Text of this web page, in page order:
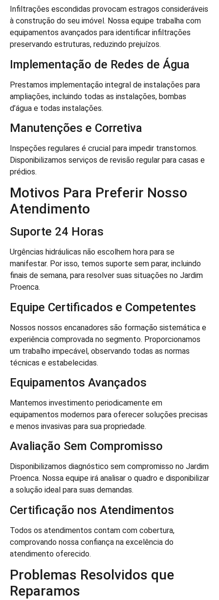
Infiltrações escondidas provocam estragos consideráveis
à construção do seu imóvel. Nossa equipe trabalha com
equipamentos avançados para identificar infiltrações
preservando estruturas, reduzindo prejuízos.
Implementação de Redes de Água
Prestamos implementação integral de instalações para
ampliações, incluindo todas as instalações, bombas
d’água e todas instalações.
Manutenções e Corretiva
Inspeções regulares é crucial para impedir transtornos.
Disponibilizamos serviços de revisão regular para casas e
prédios.
Motivos Para Preferir Nosso
Atendimento
Suporte 24 Horas
Urgências hidráulicas não escolhem hora para se
manifestar. Por isso, temos suporte sem parar, incluindo
finais de semana, para resolver suas situações no Jardim
Proenca.
Equipe Certificados e Competentes
Nossos nossos encanadores são formação sistemática e
experiência comprovada no segmento. Proporcionamos
um trabalho impecável, observando todas as normas
técnicas e estabelecidas.
Equipamentos Avançados
Mantemos investimento periodicamente em
equipamentos modernos para oferecer soluções precisas
e menos invasivas para sua propriedade.
Avaliação Sem Compromisso
Disponibilizamos diagnóstico sem compromisso no Jardim
Proenca. Nossa equipe irá analisar o quadro e disponibilizar
a solução ideal para suas demandas.
Certificação nos Atendimentos
Todos os atendimentos contam com cobertura,
comprovando nossa confiança na excelência do
atendimento oferecido.
Problemas Resolvidos que
Reparamos